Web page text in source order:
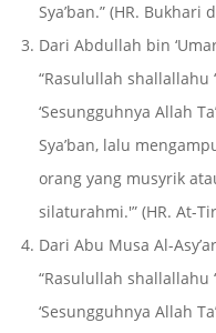
Sya’ban.” (HR. Bukhari
Dari Abdullah bin
“Rasulullah shallallahu
‘Sesungguhnya Allah
Sya’ban, lalu
orang yang musyrik
silaturahmi.'” (HR. At-
Dari Abu Musa Al-
“Rasulullah shallallahu
‘Sesungguhnya Allah